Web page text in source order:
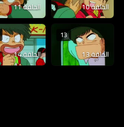
الحلقة 10 الحلقة 11
13
الحلقة 13 الحلقة 14